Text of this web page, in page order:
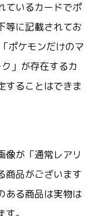
ているカードでポ
等に記載されてお
ポケモンだけのマ
」が存在するカ
することはできま
像が「通常レアリ
商品がございます
ある商品は実物は